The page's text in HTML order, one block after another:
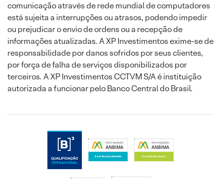
comunicação através de rede mundial de computadores
está sujeita a interrupções ou atrasos, podendo impedir
ou prejudicar o envio de ordens ou a recepção de
informações atualizadas. A XP Investimentos exime-se de
responsabilidade por danos sofridos por seus clientes,
por força de falha de serviços disponibilizados por
terceiros. A XP Investimentos CCTVM S/A é instituição
autorizada a funcionar pelo Banco Central do Brasil.